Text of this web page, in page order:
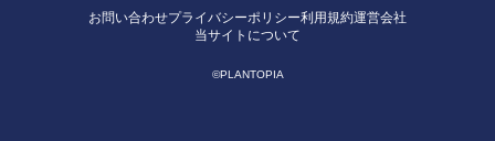
お問い合わせプライバシーポリシー利用規約運営会社
当サイトについて
©PLANTOPIA